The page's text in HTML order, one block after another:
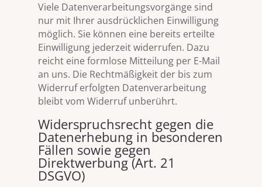
Viele Datenverarbeitungsvorgänge sind
nur mit Ihrer ausdrücklichen Einwilligung
möglich. Sie können eine bereits erteilte
Einwilligung jederzeit widerrufen. Dazu
reicht eine formlose Mitteilung per E-Mail
an uns. Die Rechtmäßigkeit der bis zum
Widerruf erfolgten Datenverarbeitung
bleibt vom Widerruf unberührt.
Widerspruchsrecht gegen die
Datenerhebung in besonderen
Fällen sowie gegen
Direktwerbung (Art. 21
DSGVO)